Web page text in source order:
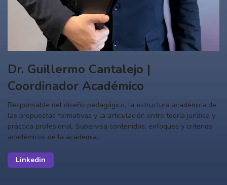
Dr. Guillermo Cantalejo |
Coordinador Académico
Responsable del diseño pedagógico, la estructura académica de
las propuestas formativas y la articulación entre teoría jurídica y
práctica profesional. Supervisa contenidos, enfoques y criterios
académicos de la academia.
Linkedin